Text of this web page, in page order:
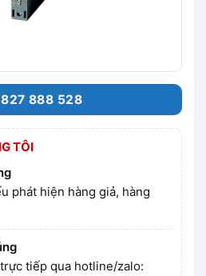
888 528
TÔI
phát hiện hàng giả, hàng
tiếp qua hotline/zalo: